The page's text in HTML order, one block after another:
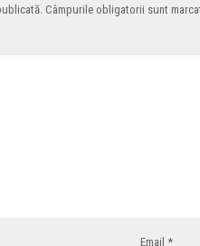
Câmpurile obligatorii sunt
Email *